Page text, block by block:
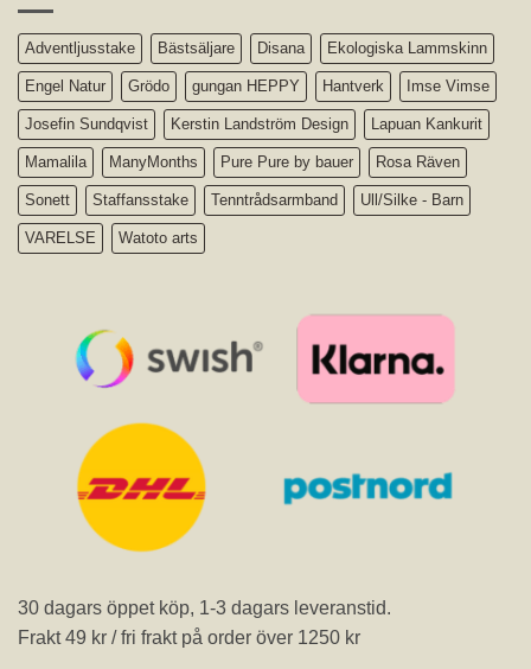
Adventljusstake Bästsäljare Disana Ekologiska Lammskinn
Engel Natur Grödo gungan HEPPY Hantverk Imse Vimse
Josefin Sundqvist Kerstin Landström Design Lapuan Kankurit
Mamalila ManyMonths Pure Pure by bauer Rosa Räven
Sonett Staffansstake Tenntrådsarmband Ull/Silke - Barn
VARELSE Watoto arts
30 dagars öppet köp, 1-3 dagars leveranstid.
Frakt 49 kr / fri frakt på order över 1250 kr